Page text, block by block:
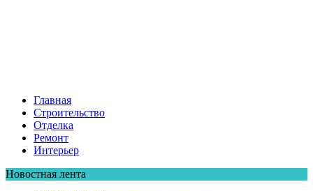
Главная
Строительство
Отделка
Ремонт
Интерьер
Новостная лента